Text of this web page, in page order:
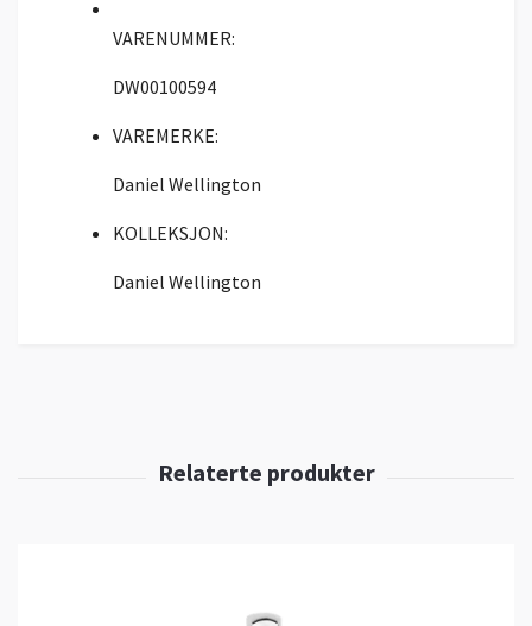
VARENUMMER:
DW00100594
VAREMERKE:
Daniel Wellington
KOLLEKSJON:
Daniel Wellington